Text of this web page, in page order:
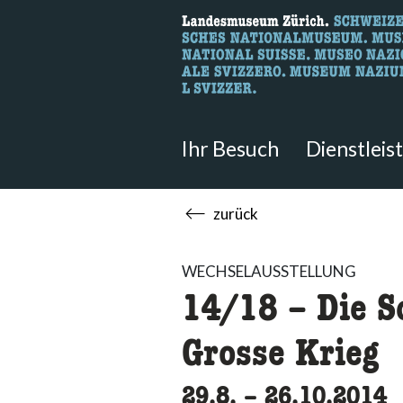
Hier können Sie nach Inhalten
Ihr Besuch
zurück
WECHSELAUSSTELLUNG
14/18 – Die
Grosse Krieg